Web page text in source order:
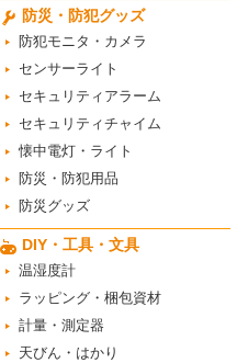
防災・防犯グッズ
防犯モニタ・カメラ
センサーライト
セキュリティアラーム
セキュリティチャイム
懐中電灯・ライト
防災・防犯用品
防災グッズ
DIY・工具・文具
温湿度計
ラッピング・梱包資材
計量・測定器
天びん・はかり